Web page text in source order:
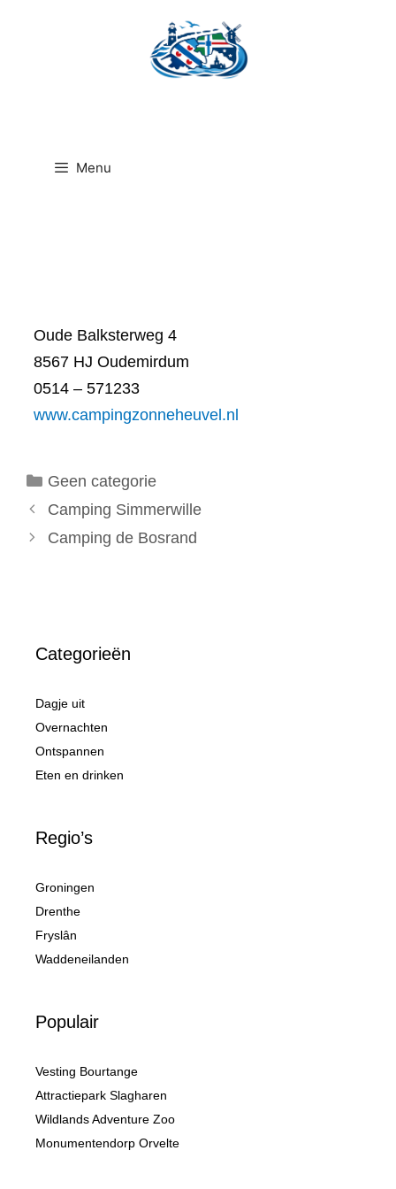
Menu
Oude Balksterweg 4
8567 HJ Oudemirdum
0514 – 571233
www.campingzonneheuvel.nl
Categorieën
Geen categorie
Camping Simmerwille
Camping de Bosrand
Categorieën
Dagje uit
Overnachten
Ontspannen
Eten en drinken
Regio’s
Groningen
Drenthe
Fryslân
Waddeneilanden
Populair
Vesting Bourtange
Attractiepark Slagharen
Wildlands Adventure Zoo
Monumentendorp Orvelte